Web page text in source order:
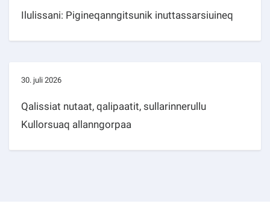
Ilulissani: Pigineqanngitsunik inuttassarsiuineq
30. juli 2026
Qalissiat nutaat, qalipaatit, sullarinnerullu
Kullorsuaq allanngorpaa